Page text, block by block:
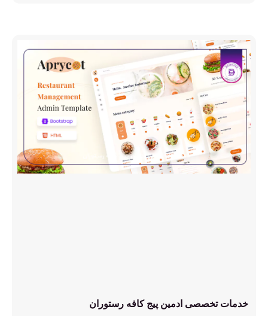
خدمات تخصصی ادمین پیج کافه رستوران